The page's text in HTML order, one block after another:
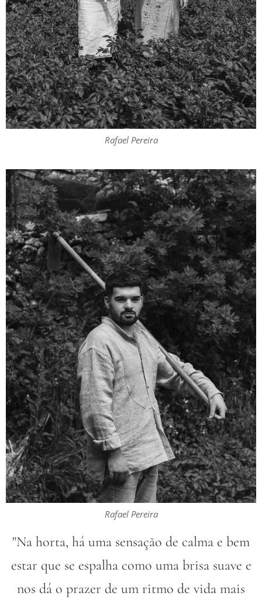
Rafael Pereira
Rafael Pereira
"Na horta, há uma sensação de calma e bem
estar que se espalha como uma brisa suave e
nos dá o prazer de um ritmo de vida mais